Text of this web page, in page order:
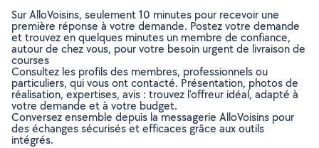
Sur AlloVoisins, seulement 10 minutes pour recevoir une
première réponse à votre demande. Postez votre demande
et trouvez en quelques minutes un membre de confiance,
autour de chez vous, pour votre besoin urgent de livraison de
courses
Consultez les profils des membres, professionnels ou
particuliers, qui vous ont contacté. Présentation, photos de
réalisation, expertises, avis : trouvez l'offreur idéal, adapté à
votre demande et à votre budget.
Conversez ensemble depuis la messagerie AlloVoisins pour
des échanges sécurisés et efficaces grâce aux outils
intégrés.